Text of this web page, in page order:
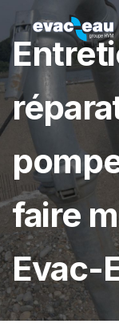
faire
Evac-